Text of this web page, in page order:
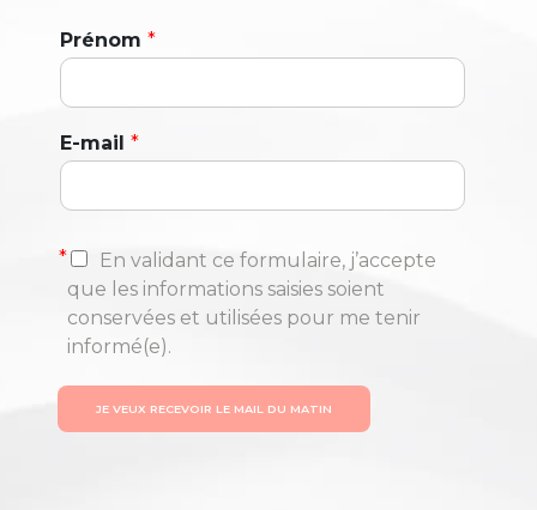
Prénom *
E-mail *
*
En validant ce formulaire, j’accepte
que les informations saisies soient
conservées et utilisées pour me tenir
informé(e).
JE VEUX RECEVOIR LE MAIL DU MATIN